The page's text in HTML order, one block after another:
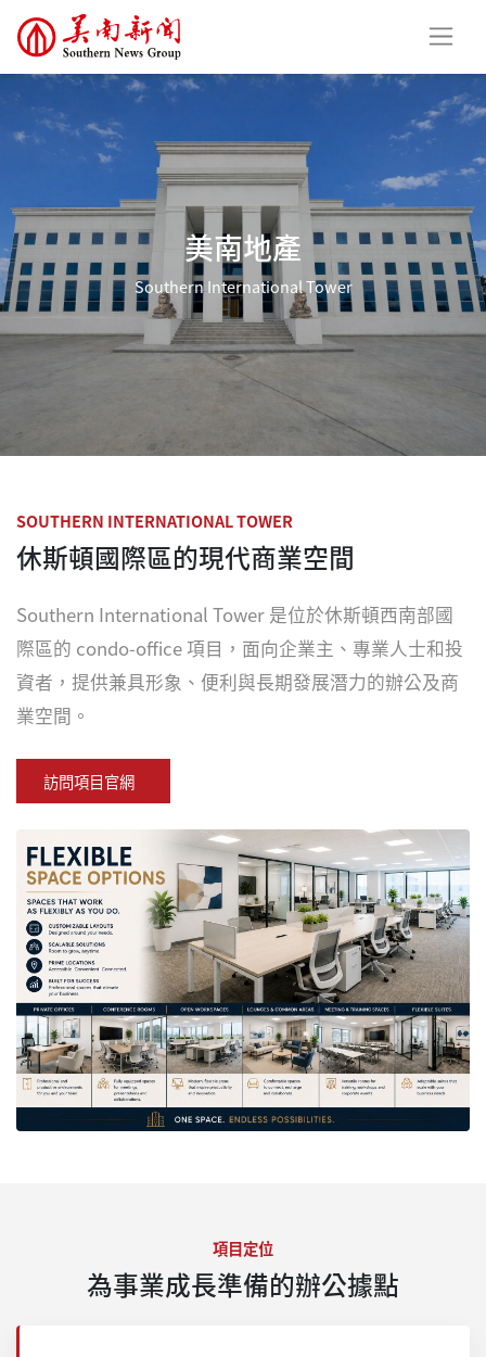
美南地產
Southern International Tower
SOUTHERN INTERNATIONAL TOWER
休斯頓國際區的現代商業空間
Southern International Tower 是位於休斯頓西南部國
際區的 condo-office 項目，面向企業主、專業人士和投
資者，提供兼具形象、便利與長期發展潛力的辦公及商
業空間。
訪問項目官網
項目定位
為事業成長準備的辦公據點